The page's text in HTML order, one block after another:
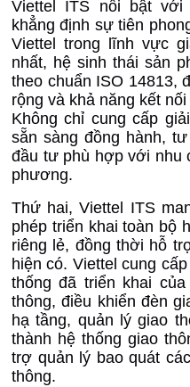
Viettel ITS nổi bật
khẳng định sự tiên
Viettel trong lĩnh vực
nhất, hệ sinh thái sản
theo chuẩn ISO 14813,
rộng và khả năng kết
Không chỉ cung cấp
sẵn sàng đồng hành,
đầu tư phù hợp với nhu
phương.
Thứ hai, Viettel ITS
phép triển khai toàn bộ
riêng lẻ, đồng thời hỗ
hiện có. Viettel cung
thống đã triển khai
thông, điều khiển đèn
hạ tầng, quản lý giao
thành hệ thống giao
trợ quản lý bao quát
thông.